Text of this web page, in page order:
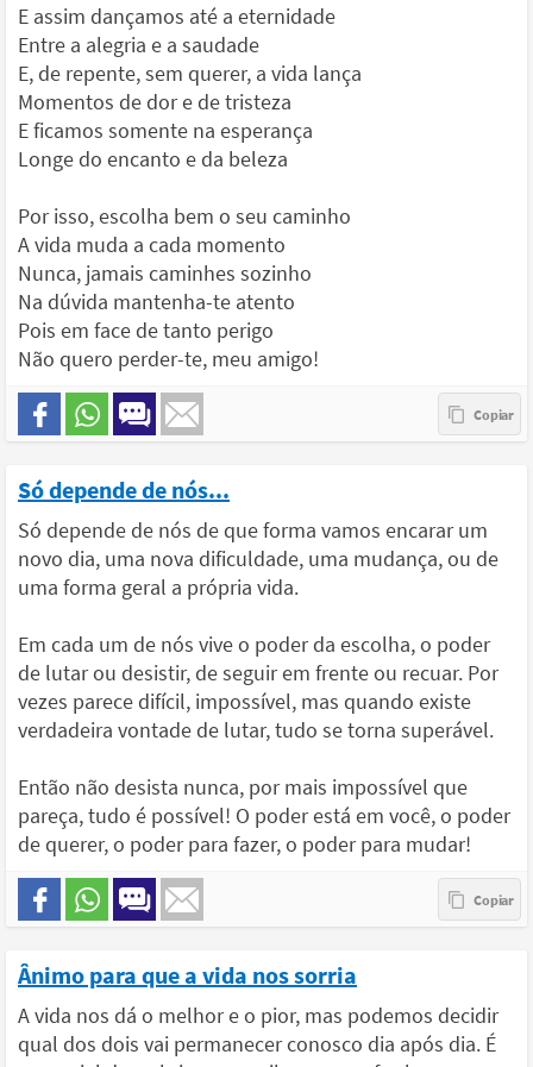
E assim dançamos até a eternidade
Entre a alegria e a saudade
E, de repente, sem querer, a vida lança
Momentos de dor e de tristeza
E ficamos somente na esperança
Longe do encanto e da beleza
Por isso, escolha bem o seu caminho
A vida muda a cada momento
Nunca, jamais caminhes sozinho
Na dúvida mantenha-te atento
Pois em face de tanto perigo
Não quero perder-te, meu amigo!
Só depende de nós...
Só depende de nós de que forma vamos encarar um
novo dia, uma nova dificuldade, uma mudança, ou de
uma forma geral a própria vida.
Em cada um de nós vive o poder da escolha, o poder
de lutar ou desistir, de seguir em frente ou recuar. Por
vezes parece difícil, impossível, mas quando existe
verdadeira vontade de lutar, tudo se torna superável.
Então não desista nunca, por mais impossível que
pareça, tudo é possível! O poder está em você, o poder
de querer, o poder para fazer, o poder para mudar!
Ânimo para que a vida nos sorria
A vida nos dá o melhor e o pior, mas podemos decidir
qual dos dois vai permanecer conosco dia após dia. É